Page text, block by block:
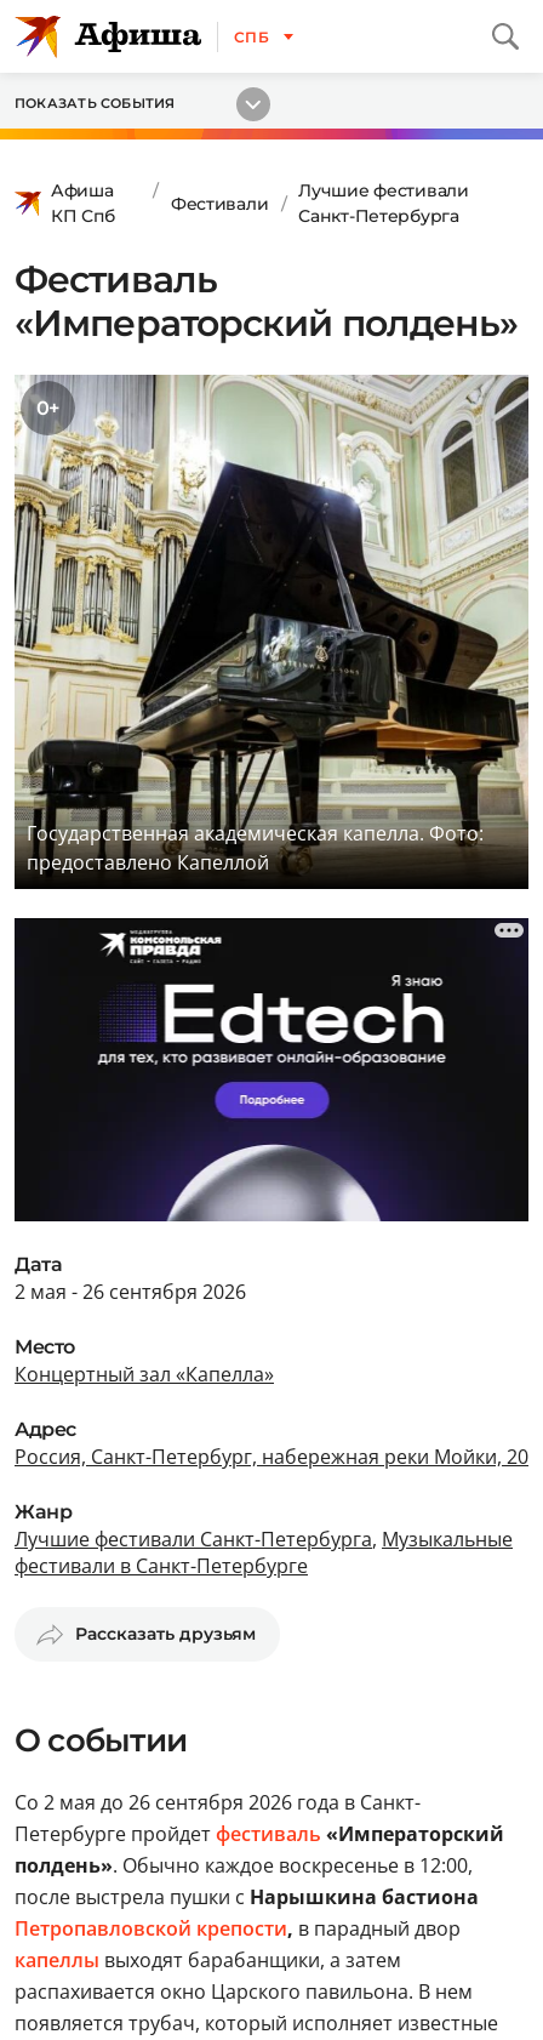
СПБ
ПОКАЗАТЬ СОБЫТИЯ
Афиша
КП Спб
Фестивали
Лучшие фестивали
Санкт-Петербурга
Фестиваль
«Императорский полдень»
0+
Государственная академическая капелла. Фото:
предоставлено Капеллой
Дата
2 мая - 26 сентября 2026
Место
Концертный зал «Капелла»
Адрес
Россия, Санкт-Петербург, набережная реки Мойки, 20
Жанр
Лучшие фестивали Санкт-Петербурга, Музыкальные
фестивали в Санкт-Петербурге
Рассказать друзьям
О событии
Со 2 мая до 26 сентября 2026 года в Санкт-
Петербурге пройдетфестиваль «Императорский
полдень». Обычно каждое воскресенье в 12:00,
после выстрела пушки с Нарышкина бастиона
Петропавловской крепости, в парадный двор
капеллы выходят барабанщики, а затем
распахивается окно Царского павильона. В нем
появляется трубач, который исполняет известные